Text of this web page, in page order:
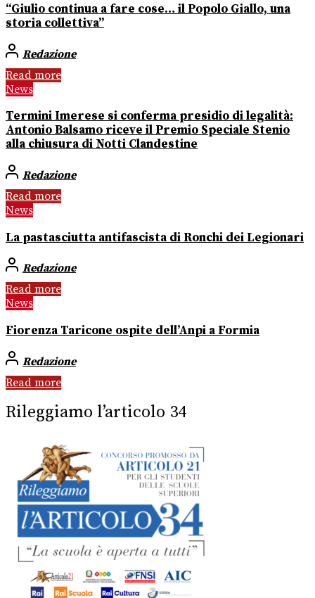
“Giulio continua a fare cose… il Popolo Giallo, una
storia collettiva”
Redazione
Read more
News
Termini Imerese si conferma presidio di legalità:
Antonio Balsamo riceve il Premio Speciale Stenio
alla chiusura di Notti Clandestine
Redazione
Read more
News
La pastasciutta antifascista di Ronchi dei Legionari
Redazione
Read more
News
Fiorenza Taricone ospite dell’Anpi a Formia
Redazione
Read more
Rileggiamo l’articolo 34